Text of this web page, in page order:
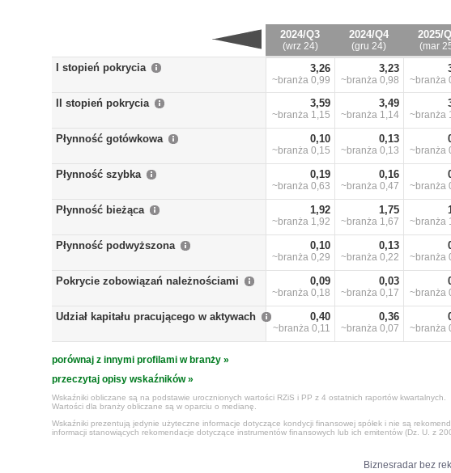
2024/Q3
(wrz 24)
2024/Q4
(gru 24)
2025/
(mar
I stopień pokrycia 3,26
~branża 0,99
3,23
~branża 0,98 ~branża
II stopień pokrycia 3,59
~branża 1,15
3,49
~branża 1,14 ~branża
Płynność gotówkowa 0,10
~branża 0,15
0,13
~branża 0,13 ~branża
Płynność szybka 0,19
~branża 0,63
0,16
~branża 0,47 ~branża
Płynność bieżąca 1,92
~branża 1,92
1,75
~branża 1,67 ~branża
Płynność podwyższona 0,10
~branża 0,29
0,13
~branża 0,22 ~branża
Pokrycie zobowiązań należnościami 0,09
~branża 0,18
0,03
~branża 0,17 ~branża
Udział kapitału pracującego w aktywach 0,40
~branża 0,11
0,36
~branża 0,07 ~branża
porównaj z innymi profilami w branży »
przeczytaj opisy wskaźników »
Wskaźniki obliczane są na podstawie urocznionych wartości RZiS i PP z 4 ostatnich raportów kwartalnych.
Wartości dla branży obliczane są w oparciu o medianę.
Wskaźniki prezentują jedynie użyteczne informacje dotyczące kondycji finansowej spółek i nie są
informacji stanowiących rekomendacje dotyczące instrumentów finansowych lub ich emitentów (Dz. U. z
Biznesradar bez